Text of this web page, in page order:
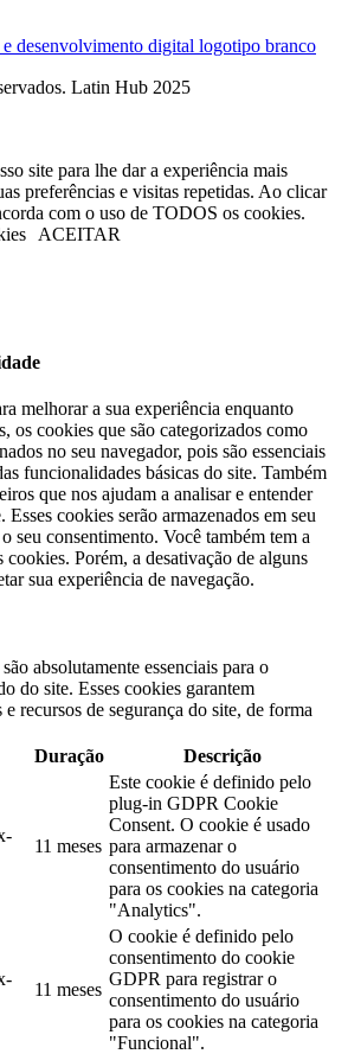
Latin Hub 2025
site para lhe dar a experiência mais
preferências e visitas repetidas. Ao clicar
com o uso de TODOS os cookies.
ACEITAR
melhorar a sua experiência enquanto
os cookies que são categorizados como
no seu navegador, pois são essenciais
funcionalidades básicas do site. Também
que nos ajudam a analisar e entender
Esses cookies serão armazenados em seu
seu consentimento. Você também tem a
cookies. Porém, a desativação de alguns
sua experiência de navegação.
absolutamente essenciais para o
do site. Esses cookies garantem
recursos de segurança do site, de forma
Duração Descrição
11 meses
Este cookie é definido pelo
plug-in GDPR Cookie
Consent. O cookie é usado
para armazenar o
consentimento do usuário
para os cookies na categoria
"Analytics".
11 meses
O cookie é definido pelo
consentimento do cookie
GDPR para registrar o
consentimento do usuário
para os cookies na categoria
"Funcional".